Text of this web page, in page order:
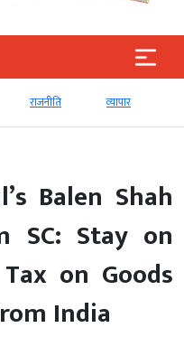
राजनीति व्‍यापार
Balen Shah
SC: Stay on
on Goods
India